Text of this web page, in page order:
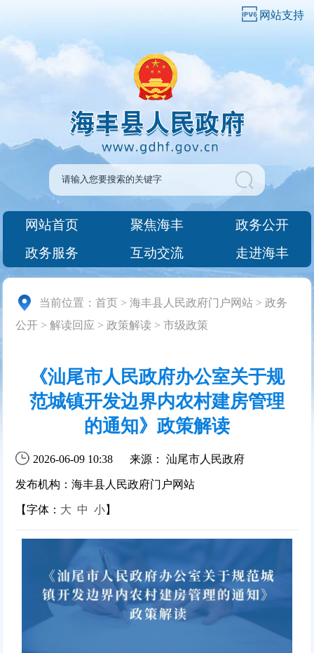
网站支持
网站首页 聚焦海丰
政务公开
政务服务
互动交流 走进海丰
当前位置：首页 >海丰县人民政府门户网站 >政务
公开 >解读回应 >政策解读 >市级政策
《汕尾市人民政府办公室关于规
范城镇开发边界内农村建房管理
的通知》政策解读
2026-06-09 10:38 来源： 汕尾市人民政府
发布机构：海丰县人民政府门户网站
【字体： 大 中 小】